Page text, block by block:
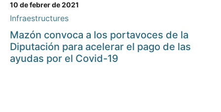
10 de febrer de 2021
Infraestructures
Mazón convoca a los portavoces de la
Diputación para acelerar el pago de las
ayudas por el Covid-19